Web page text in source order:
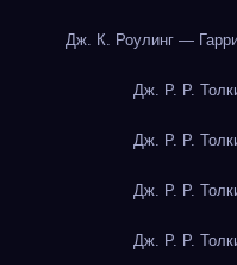
Дж. К. Роулинг —
Дж. Р. Р.
Дж. Р. Р.
Дж. Р. Р.
Дж. Р. Р.